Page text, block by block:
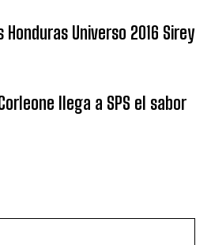
Universo 2016 Sirey
llega a SPS el sabor